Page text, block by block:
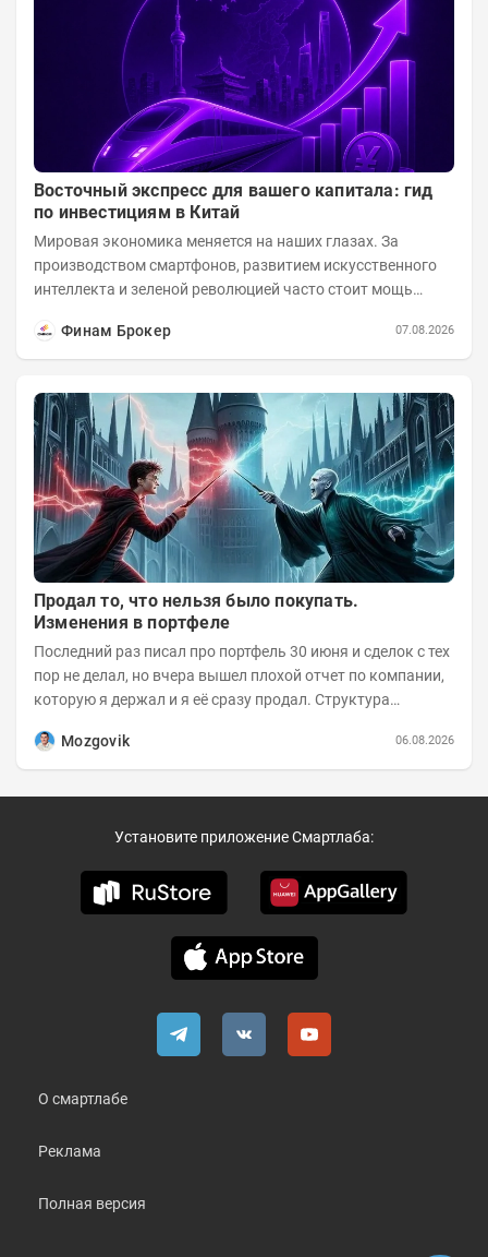
Восточный экспресс для вашего капитала: гид
по инвестициям в Китай
Мировая экономика меняется на наших глазах. За
производством смартфонов, развитием искусственного
интеллекта и зеленой революцией часто стоит мощь
Финам Брокер
07.08.2026
Продал то, что нельзя было покупать.
Изменения в портфеле
Последний раз писал про портфель 30 июня и сделок с тех
пор не делал, но вчера вышел плохой отчет по компании,
которую я держал и я её сразу продал. Структура
Mozgovik
06.08.2026
Установите приложение Смартлаба:
О смартлабе
Реклама
Полная версия